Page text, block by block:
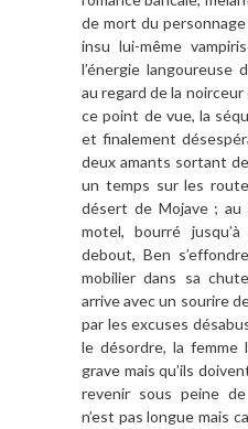
de mort du personnage
insu lui-même
l’énergie langoureuse
au regard de la
ce point de vue, la
et finalement
deux amants sortant
un temps sur les
désert de Mojave ; au
motel, bourré
debout, Ben
mobilier dans sa
arrive avec un sourire
par les excuses
le désordre, la femme
grave mais qu’ils
revenir sous peine
n’est pas longue mais